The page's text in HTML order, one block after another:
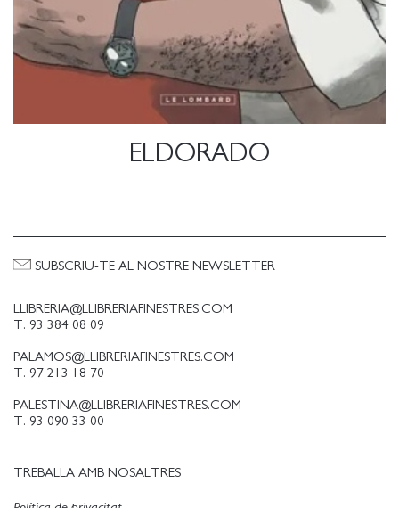
ELDORADO
LLIBRERIA@LLIBRERIAFINESTRES.COM
T. 93 384 08 09
PALAMOS@LLIBRERIAFINESTRES.COM
T. 97 213 18 70
PALESTINA@LLIBRERIAFINESTRES.COM
T. 93 090 33 00
TREBALLA AMB NOSALTRES
SUBSCRIU-TE AL NOSTRE NEWSLETTER